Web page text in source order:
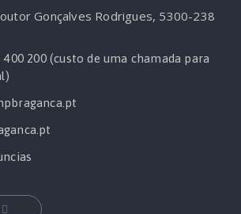
Gonçalves Rodrigues, 5300-238
400 200 (custo de uma chamada para